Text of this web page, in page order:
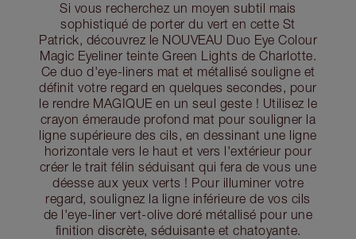
Si vous recherchez un moyen subtil mais
sophistiqué de porter du vert en cette St
Patrick, découvrez le NOUVEAU Duo Eye Colour
Magic Eyeliner teinte Green Lights de Charlotte.
Ce duo d'eye-liners mat et métallisé souligne et
définit votre regard en quelques secondes, pour
le rendre MAGIQUE en un seul geste ! Utilisez le
crayon émeraude profond mat pour souligner la
ligne supérieure des cils, en dessinant une ligne
horizontale vers le haut et vers l'extérieur pour
créer le trait félin séduisant qui fera de vous une
déesse aux yeux verts ! Pour illuminer votre
regard, soulignez la ligne inférieure de vos cils
de l'eye-liner vert-olive doré métallisé pour une
finition discrète, séduisante et chatoyante.